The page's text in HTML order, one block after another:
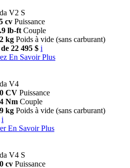
V2 S
cv Puissance
lb-ft Couple
kg Poids à vide (sans carburant)
22 495 $ i
En Savoir Plus
V4
CV Puissance
Nm Couple
kg Poids à vide (sans carburant)
i
En Savoir Plus
V4 S
cv Puissance